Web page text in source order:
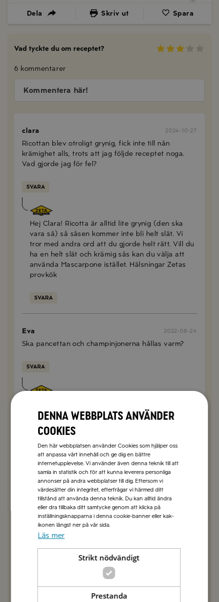
Dela Skriv ut Spara
Vad tyckte du om receptet?
6 kommentarer
Kommentera här!
clara 2024-10-27
Ricottan blev otroligt grynig, fick inte till nån
krämighet alls, trots att jag följde receptet noga.
Vad gjorde jag för fel?
SVARA
Anna Mellberg
Hej Clara! Ricotta är alltid lite grynig (den ska
vara så) så såsen kommer inte bli helt slät. Vi
tror med andra ord att du gjorde helt rätt. Vill du
ha en helt slät och krämig sås kan du välja att
använda Mascarpone istället. Hälsningar Zetas
provkök
SVARA
Eva 2022-08-24
Ska pancettan och champinjonerna hållas varm?
SVARA
Sophie Berlin 2022-08-25
Det räcker att du har pancetta och champinjoner
monterar rätten.
Vänliga hälsningar, vännerna på Zeta
SVARA
Fia Ängehov 2019-05-27
Hej, jag älskar era recept! Inte detta dock, något är
fel. Det står inte när man ska steka löken. Så jag, jo
lite dumt, blandade löken med svampen när jag
ricottan i vinblandningen. Oops, ingen hit.
Denna webbplats använder
cookies
Den här webbplatsen använder Cookies som hjälper oss
att anpassa vårt innehåll och ge dig en bättre
internetupplevelse. Vi använder även denna teknik till att
samla in statistik och för att kunna leverera personliga
annonser på andra webbplatser till dig. Eftersom vi
värdesätter din integritet, efterfrågar vi härmed ditt
tillstånd att använda denna teknik. Du kan alltid ändra
eller dra tillbaka ditt samtycke genom att klicka på
inställningsknapparna i denna cookie-banner eller kak-
ikonen längst ner på vår sida.
Läs mer
Strikt nödvändigt
Prestanda